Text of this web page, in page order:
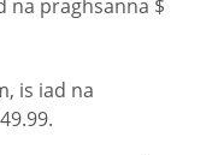
na praghsanna $
is iad na